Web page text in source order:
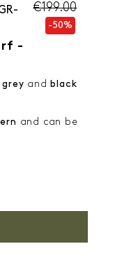
-
€199.00
-50%
grey and black
and can be